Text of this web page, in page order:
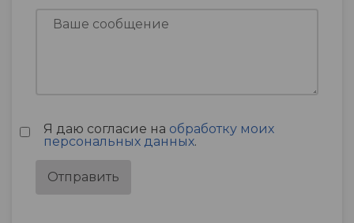
Я даю согласие на обработку моих
персональных данных.